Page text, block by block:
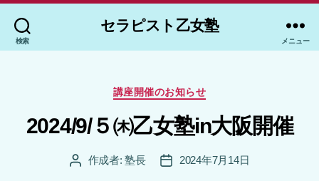
検索
セラピスト乙女塾
メニュー
カ
テ
ゴ
リ
講座開催のお知らせ
2024/9/５㈭乙女塾in大阪開催
投 作成者:塾長
投
2024年7月14日